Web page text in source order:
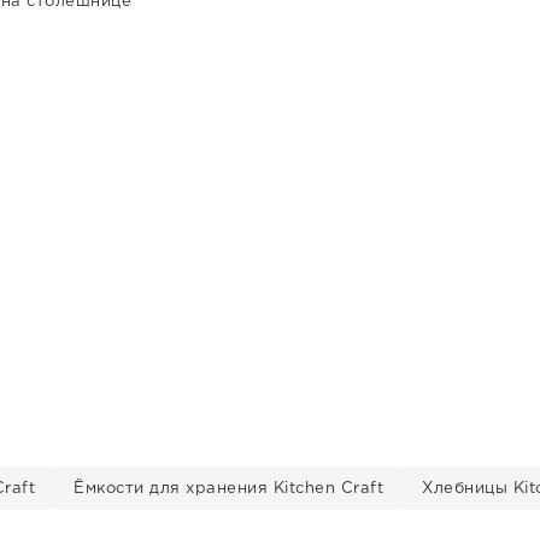
Ёмкости для хранения Kitchen Craft Хлебницы